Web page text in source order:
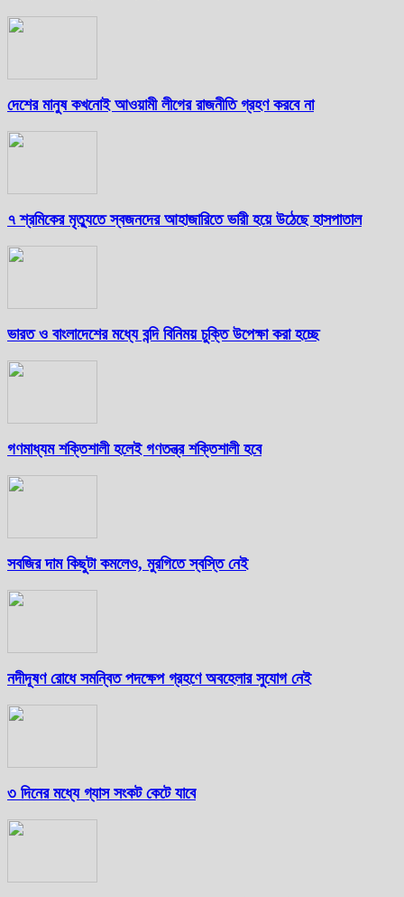
দেশের মানুষ কখনোই আওয়ামী লীগের রাজনীতি গ্রহণ করবে না
৭ শ্রমিকের মৃত্যুতে স্বজনদের আহাজারিতে ভারী হয়ে উঠেছে হাসপাতাল
ভারত ও বাংলাদেশের মধ্যে বন্দি বিনিময় চুক্তি উপেক্ষা করা হচ্ছে
গণমাধ্যম শক্তিশালী হলেই গণতন্ত্র শক্তিশালী হবে
সবজির দাম কিছুটা কমলেও, মুরগিতে স্বস্তি নেই
নদীদূষণ রোধে সমন্বিত পদক্ষেপ গ্রহণে অবহেলার সুযোগ নেই
৩ দিনের মধ্যে গ্যাস সংকট কেটে যাবে